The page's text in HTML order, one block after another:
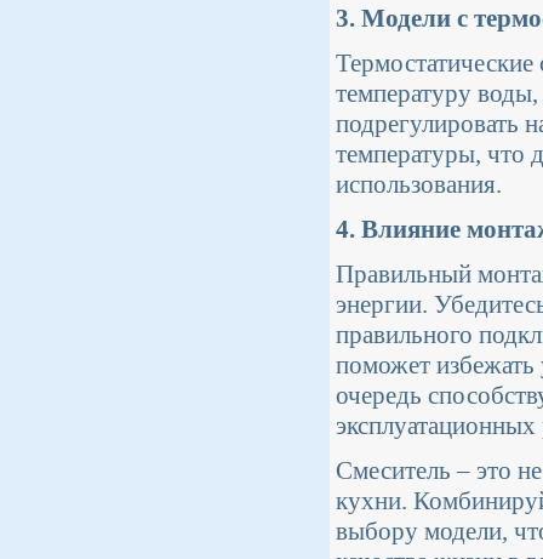
3. Модели с
температуру
подрегулировать
температуры, что
использования.
4. Влияние
Правильный
энергии.
правильного
поможет избежать
очередь
эксплуатационных
Смеситель – это
кухни.
выбору модели,